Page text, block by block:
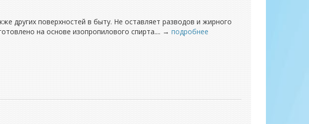
других поверхностей в быту. Не оставляет разводов и жирного
на основе изопропилового спирта.... → подробнее